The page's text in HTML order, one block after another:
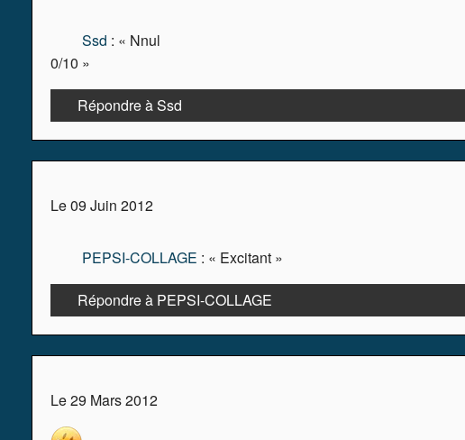
Ssd : « Nnul
0/10 »
Répondre à Ssd
Le 09 Juin 2012
PEPSI-COLLAGE : « Excitant »
Répondre à PEPSI-COLLAGE
Le 29 Mars 2012